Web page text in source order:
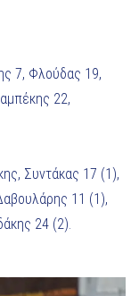
7, Φλούδας 19,
22,
Συντάκας 17 (1),
11 (1),
24 (2).